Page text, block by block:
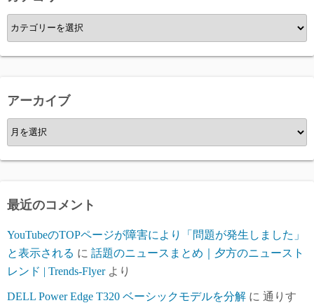
カ
テ
ゴ
ー
アーカイブ
ア
ー
カ
ブ
最近のコメント
YouTubeのTOPページが障害により「問題が発生しました」
と表示される に 話題のニュースまとめ｜夕方のニュースト
レンド | Trends-Flyerより
DELL Power Edge T320 ベーシックモデルを分解 に 通りす